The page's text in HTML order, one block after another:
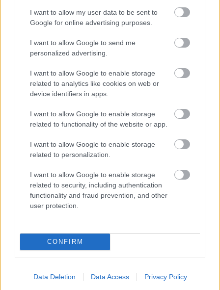
I want to allow my user data to be sent to
Google for online advertising purposes.
I want to allow Google to send me
personalized advertising.
I want to allow Google to enable storage
related to analytics like cookies on web or
device identifiers in apps.
I want to allow Google to enable storage
related to functionality of the website or app.
I want to allow Google to enable storage
related to personalization.
I want to allow Google to enable storage
related to security, including authentication
functionality and fraud prevention, and other
user protection.
CONFIRM
Data Deletion Data Access Privacy Policy
valamint arra, hogy új eszközöket, még több
tesztelésnél és a gyártásnál” – mondta Espinosa.
„Kína jelenleg a jövő iparági mércéjét jelenti
technológia, költségversenyképesség és
fejlesztési idő szempontjából is” – fogalmazott a
Nissan vezérigazgatója.
A vállalat ezt nem elméletben tanulta meg. A
Dongfenggel közös kínai együttműködésben már
állítólag mindössze két év alatt készült el, vagyis
körülbelül feleannyi idő alatt, mint amennyire a
Nissan korábban számított volna.